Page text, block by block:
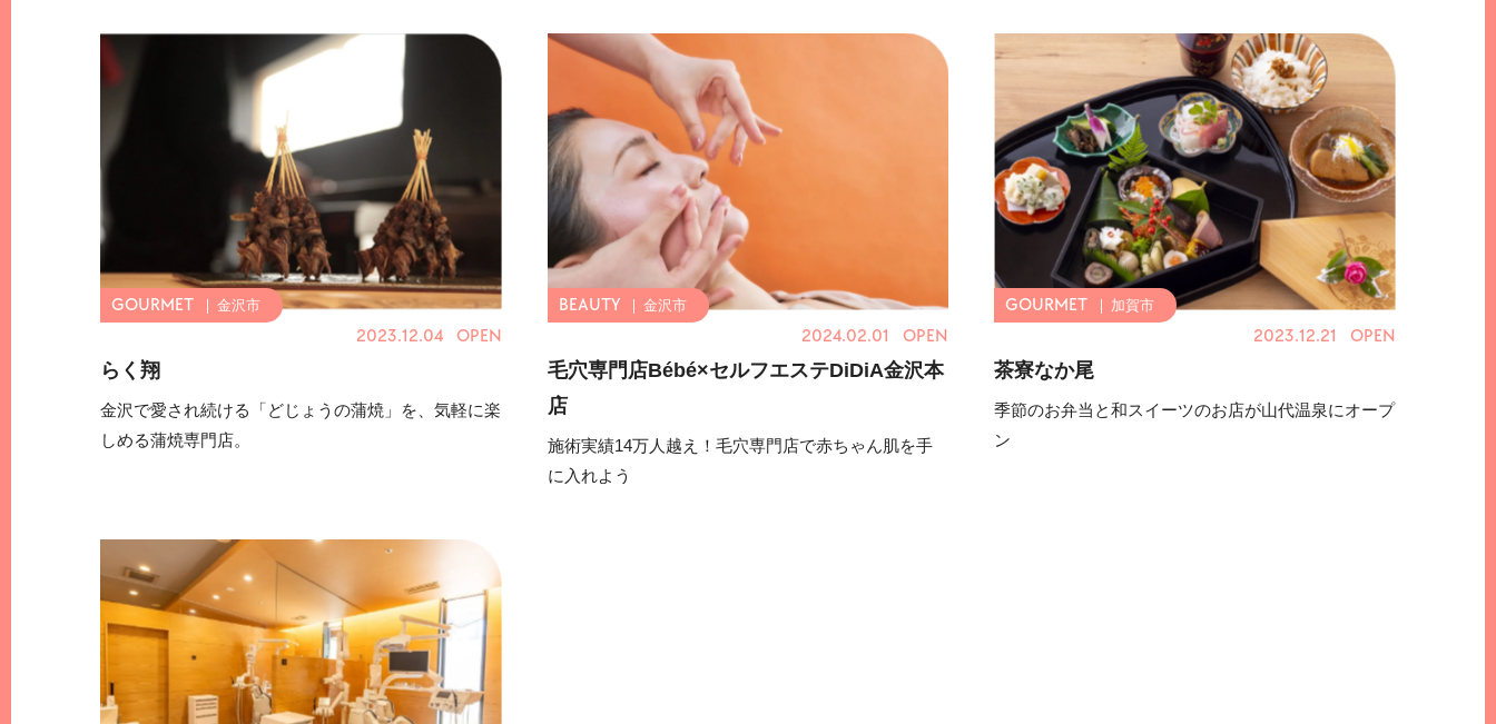
金沢市
2023.12.04 OPEN
らく翔
金沢で愛され続ける「どじょうの蒲焼」を、気軽に楽
しめる蒲焼専門店。
金沢市
2024.02.01 OPEN
毛穴専門店Bébé×セルフエステDiDiA金沢本
店
施術実績14万人越え！毛穴専門店で赤ちゃん肌を手
に入れよう
加賀市
2023.12.21 OPEN
茶寮なか尾
季節のお弁当と和スイーツのお店が山代温泉にオープ
ン